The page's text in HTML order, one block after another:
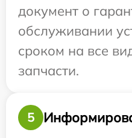
документ о
обслуживании
сроком на все
запчасти.
5